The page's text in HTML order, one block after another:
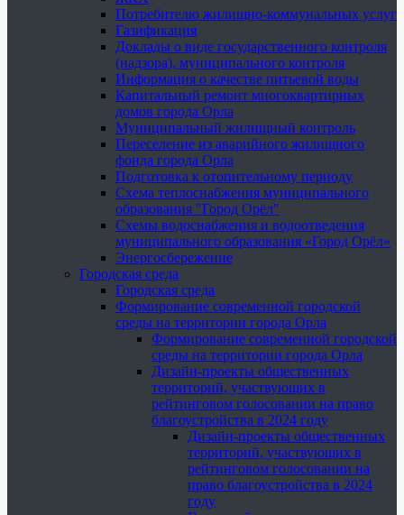
Потребителю жилищно-коммунальных услуг
Газификация
Доклады о виде государственного контроля
(надзора), муниципального контроля
Информация о качестве питьевой воды
Капитальный ремонт многоквартирных
домов города Орла
Муниципальный жилищный контроль
Переселение из аварийного жилищного
фонда города Орла
Подготовка к отопительному периоду
Схема теплоснабжения муниципального
образования "Город Орёл"
Схемы водоснабжения и водоотведения
муниципального образования «Город Орёл»
Энергосбережение
Городская среда
Городская среда
Формирование современной городской
среды на территории города Орла
Формирование современной городской
среды на территории города Орла
Дизайн-проекты общественных
территорий, участвующих в
рейтинговом голосовании на право
благоустройства в 2024 году
Дизайн-проекты общественных
территорий, участвующих в
рейтинговом голосовании на
право благоустройства в 2024
году